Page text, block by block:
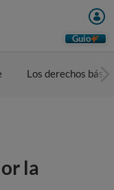
Guio
Los derechos
la